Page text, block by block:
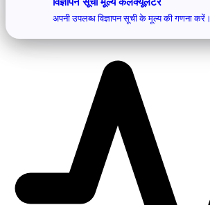
अपनी उपलब्ध विज्ञापन सूची के मूल्य की गणना करें।